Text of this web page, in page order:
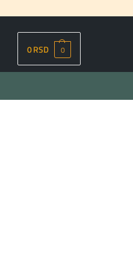
0RSD 0